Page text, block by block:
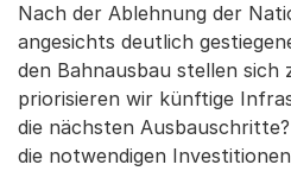
Nach der Ablehnung der
angesichts deutlich
den Bahnausbau stellen sich
priorisieren wir künftige
die nächsten
die notwendigen